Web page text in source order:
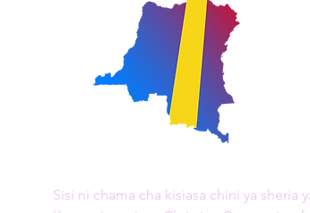
Sisi ni chama cha kisiasa chini ya sheria